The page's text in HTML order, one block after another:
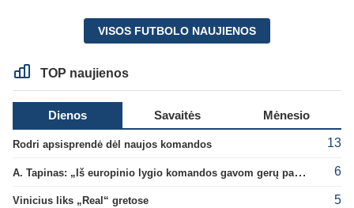
VISOS FUTBOLO NAUJIENOS
TOP naujienos
Dienos Savaitės Mėnesio
Rodri apsisprendė dėl naujos komandos 13
A. Tapinas: „Iš europinio lygio komandos gavom gerų pamokų“ 6
Vinicius liks „Real“ gretose 5